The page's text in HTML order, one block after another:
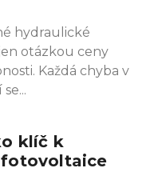
hydraulické
otázkou ceny
Každá chyba v
se
klíč k